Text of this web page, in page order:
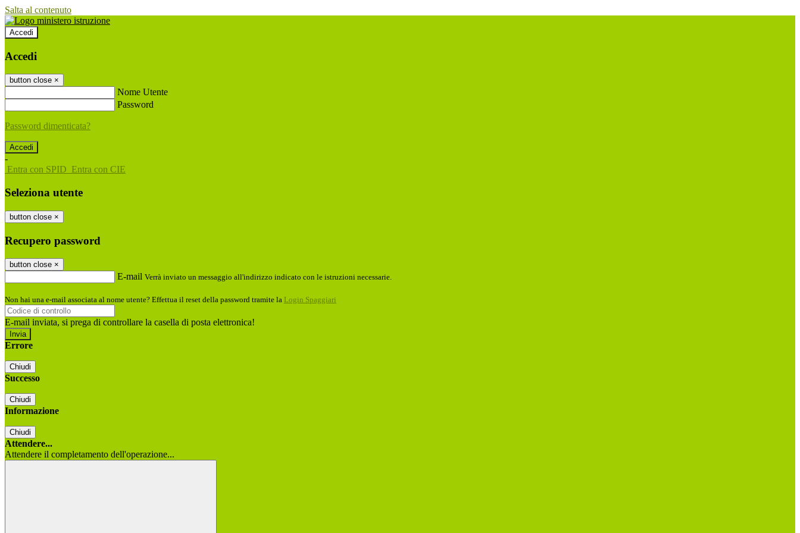
Salta al contenuto
Accedi
Accedi
button close ×
Nome Utente
Password
Password dimenticata?
-
Entra con SPID Entra con CIE
Seleziona utente
button close ×
Recupero password
button close ×
E-mail Verrà inviato un messaggio all'indirizzo indicato con le istruzioni necessarie.
Non hai una e-mail associata al nome utente? Effettua il reset della password tramite la Login Spaggiari
E-mail inviata, si prega di controllare la casella di posta elettronica!
Errore
Chiudi
Successo
Chiudi
Informazione
Chiudi
Attendere...
Attendere il completamento dell'operazione...